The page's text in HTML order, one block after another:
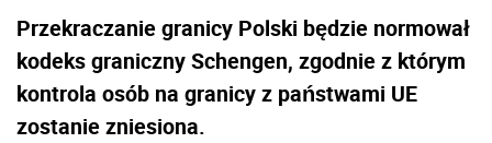
Przekraczanie granicy Polski będzie normował
kodeks graniczny Schengen, zgodnie z którym
kontrola osób na granicy z państwami UE
zostanie zniesiona.